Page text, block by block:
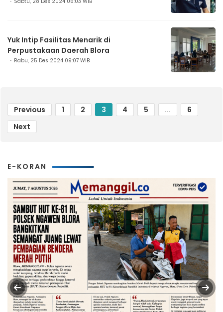
Yuk Intip Fasilitas Menarik di
Perpustakaan Daerah Blora
Rabu, 25 Des 2024 09:07 WIB
Previous 1 2 3 4 5 ...
6
Next
E-KORAN